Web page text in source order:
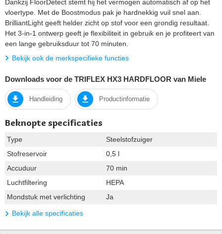
Dankzij FloorDetect stemt hij het vermogen automatisch af op het
vloertype. Met de Boostmodus pak je hardnekkig vuil snel aan.
BrilliantLight geeft helder zicht op stof voor een grondig resultaat.
Het 3-in-1 ontwerp geeft je flexibiliteit in gebruik en je profiteert van
een lange gebruiksduur tot 70 minuten.
Bekijk ook de merkspecifieke functies
Downloads voor de TRIFLEX HX3 HARDFLOOR van Miele
Handleiding Productinformatie
Beknopte specificaties
Type
Steelstofzuiger
Stofreservoir
0,5 l
Accuduur
70 min
Luchtfiltering
HEPA
Mondstuk met verlichting
Ja
Bekijk alle specificaties